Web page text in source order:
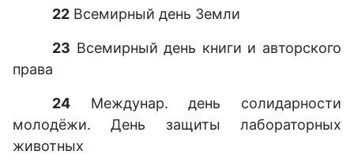
22 Всемирный день Земли
23 Всемирный день книги и авторского
права
24 Междунар. день солидарности
молодёжи. День защиты лабораторных
животных